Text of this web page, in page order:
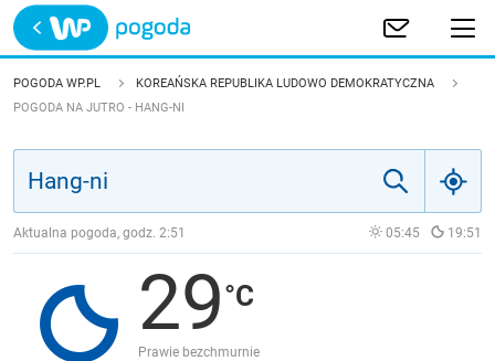
Trwa ładowanie
POLSKA
JAKOŚĆ POWIETRZA
POGODA WP.PL
KOREAŃSKA REPUBLIKA LUDOWO DEMOKRATYCZNA
POGODA NA JUTRO - HANG-NI
Aktualna pogoda, godz. 2:51 05:45 19:51
29
Prawie bezchmurnie